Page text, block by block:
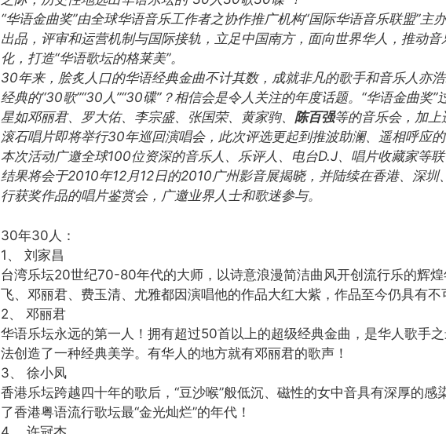
“华语金曲奖”由全球华语音乐工作者之协作推广机构“国际华语音乐联盟”主
出品，评审和运营机制与国际接轨，立足中国南方，面向世界华人，推动
化，打造“华语歌坛的格莱美”。
30年来，脍炙人口的华语经典金曲不计其数，成就非凡的歌手和音乐人亦
经典的“30歌”“30人”“30碟”？相信会是令人关注的年度话题。“华语金曲奖
星如邓丽君、罗大佑、李宗盛、张国荣、黄家驹、 陈百强等的音乐会，加
滚石唱片即将举行30年巡回演唱会，此次评选更起到推波助澜、遥相呼应的
本次活动广邀全球100位资深的音乐人、乐评人、电台D.J、唱片收藏家等
结果将会于2010年12月12日的2010广州影音展揭晓，并陆续在香港、深圳
行获奖作品的唱片鉴赏会，广邀业界人士和歌迷参与。
30年30人：
1、 刘家昌
台湾乐坛20世纪70-80年代的大师，以诗意浪漫简洁曲风开创流行乐的辉
飞、邓丽君、费玉清、尤雅都因演唱他的作品大红大紫，作品至今仍具有不
2、 邓丽君
华语乐坛永远的第一人！拥有超过50首以上的超级经典金曲，是华人歌手
法创造了一种经典美学。有华人的地方就有邓丽君的歌声！
3、 徐小凤
香港乐坛跨越四十年的歌后，“豆沙喉”般低沉、磁性的女中音具有深厚的感
了香港粤语流行歌坛最“金光灿烂”的年代！